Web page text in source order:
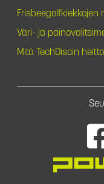
Frisbeegolfkiekkojen
Väri- ja
Mitä TechDiscin